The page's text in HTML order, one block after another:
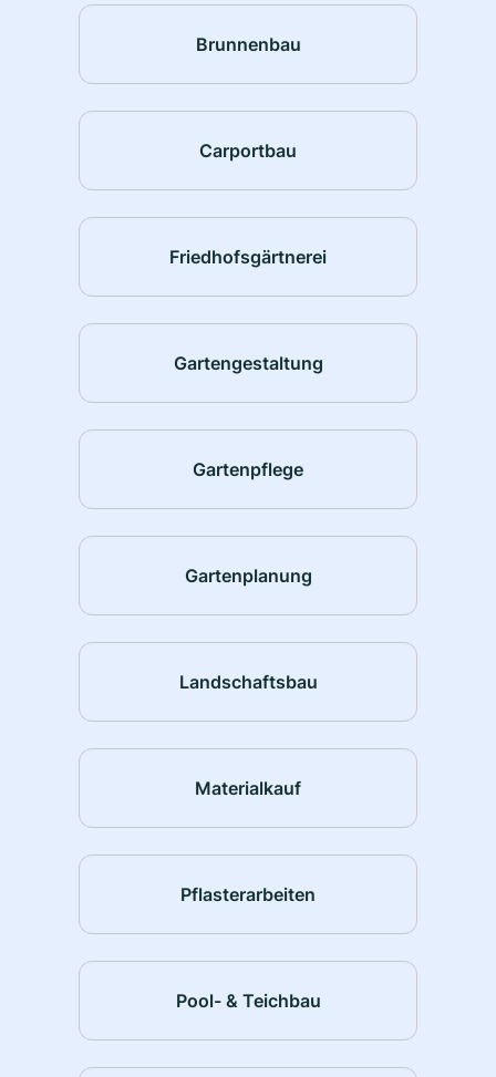
Brunnenbau
Carportbau
Friedhofsgärtnerei
Gartengestaltung
Gartenpflege
Gartenplanung
Landschaftsbau
Materialkauf
Pflasterarbeiten
Pool- & Teichbau